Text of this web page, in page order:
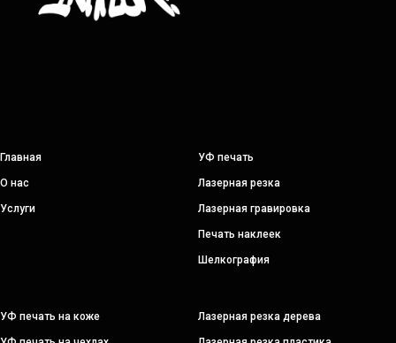
Главная
О нас
Услуги
УФ печать
Лазерная резка
Лазерная гравировка
Печать наклеек
Шелкография
УФ печать на коже Лазерная резка дерева